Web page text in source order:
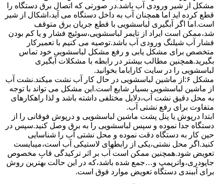
مشکل از شیر ورودی آب باشد.در صورتی که اتصال برق دستگاه را
قطع کرده اید اما همچنان آب به داخل دستگاه می آید،اشکال از شیر
است.اما اگر آبگیری لباسشویی با قطع جریان برق متوقف
شد،ممکن است ایراد از تایمر لباسشویی،سوئیچ فشار و یا کم بودن
فشار آب شیلنگ ورودی آب باشد.توصیه می کنیم با تعمیرکار
متخصص برای مشکل یابی و رفع مشکل لباسشویی خود تماس
بگیرید.همچنین مطالب بیشتر در رابطه با مشکلات آبگیری
لباسشویی را در سایت کاراباما بخوانید.
مشکل ۶:از ﻣﺎﺷﯿﻦ لباسشویی در ﺣﺎل ﮐﺎر آب ﻧﺸﺖ میکند.نشت آب
از ماشین لباسشویی بسیار شایع است.این مشکل می تواند با توجه
به محل دقیق نشت آب،دلایل مختلفی داشته باشد و لذا راهکارهای
متفاوت برای رفع نشتی آب.
ابتدا درپوش یا پنل ﭘﺸﺖ ﻣﺎﺷﯿﻦ لباسشویی و درپوش ﻓﻮﻗﺎﻧﯽ را از
دستگاه ﺟﺪا ﻧﻤﻮده و ﺳﭙﺲ لباسشویی را ﺑﻪ ﺑﺮق وصل ﮐﻨﯿﺪ.سپس در
حین کار به دستگاه دقت نموده و ﻣﺤﻞ نشتی آب را ﺷﻨﺎﺳﺎﯾﯽ
کنید.اﮔﺮ ﻣﺤﻞ نشتی،ﯾﮑﯽ از رابطهای ﻻﺳﺘﯿﮑﯽ آب اﺳﺖ،میبایست
ﺗﻌﻮﯾﺾ شود.همچنین ﻣﻤﮑﻦ اﺳﺖ آب بر اثر ﺗﺮﮐﯿﺪﮔﯽ قابِ ﻣﺨﺼﻮص
ﺟﺎﭘﻮدری،واترپمپ و…جمع شده ﺑﺎﺷﺪ،ﮐﻪ در این حالت بهترین روش
برای آببندی دستگاه ﺗﻌﻮﯾﺾ ﻣﻮارد ﻓﻮق اﺳﺖ.